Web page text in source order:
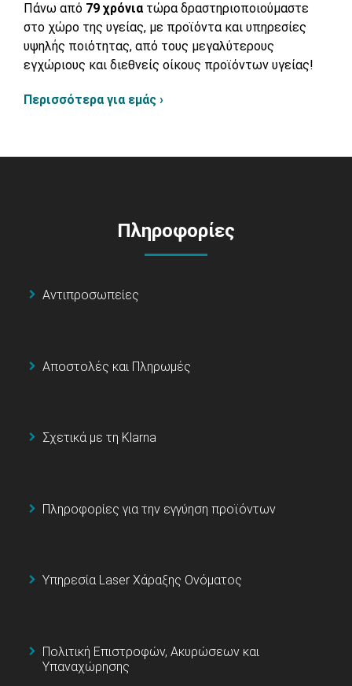
Πάνω από 79 χρόνια τώρα δραστηριοποιούμαστε
στο χώρο της υγείας, με προϊόντα και υπηρεσίες
υψηλής ποιότητας, από τους μεγαλύτερους
εγχώριους και διεθνείς οίκους προϊόντων υγείας!
Περισσότερα για εμάς ›
Πληροφορίες
Αντιπροσωπείες
Αποστολές και Πληρωμές
Σχετικά με τη Klarna
Πληροφορίες για την εγγύηση προϊόντων
Υπηρεσία Laser Χάραξης Ονόματος
Πολιτική Επιστροφών, Ακυρώσεων και
Υπαναχώρησης